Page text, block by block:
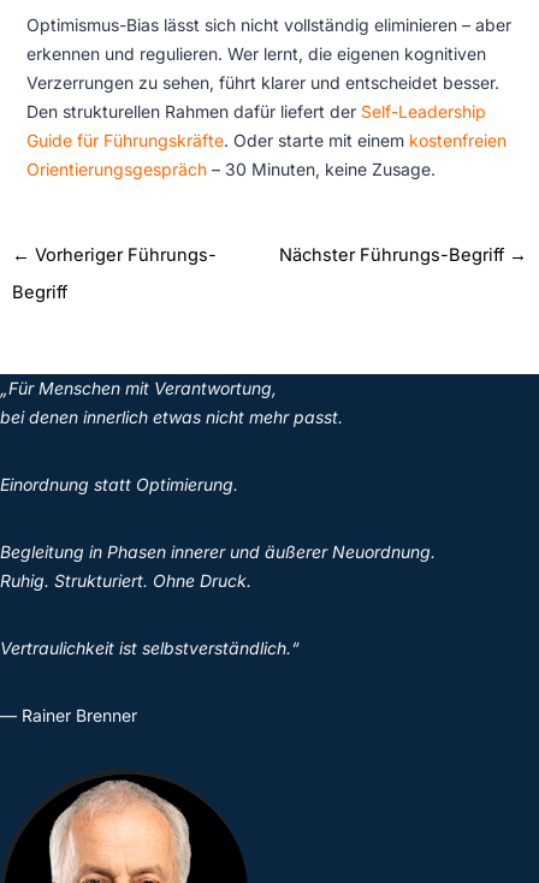
Optimismus-Bias lässt sich nicht vollständig eliminieren – aber
erkennen und regulieren. Wer lernt, die eigenen kognitiven
Verzerrungen zu sehen, führt klarer und entscheidet besser.
Den strukturellen Rahmen dafür liefert der Self-Leadership
Guide für Führungskräfte. Oder starte mit einem kostenfreien
Orientierungsgespräch– 30 Minuten, keine Zusage.
← Vorheriger Führungs-
Begriff
Nächster Führungs-Begriff →
„Für Menschen mit Verantwortung,
bei denen innerlich etwas nicht mehr passt.
Einordnung statt Optimierung.
Begleitung in Phasen innerer und äußerer Neuordnung.
Ruhig. Strukturiert. Ohne Druck.
Vertraulichkeit ist selbstverständlich.“
— Rainer Brenner